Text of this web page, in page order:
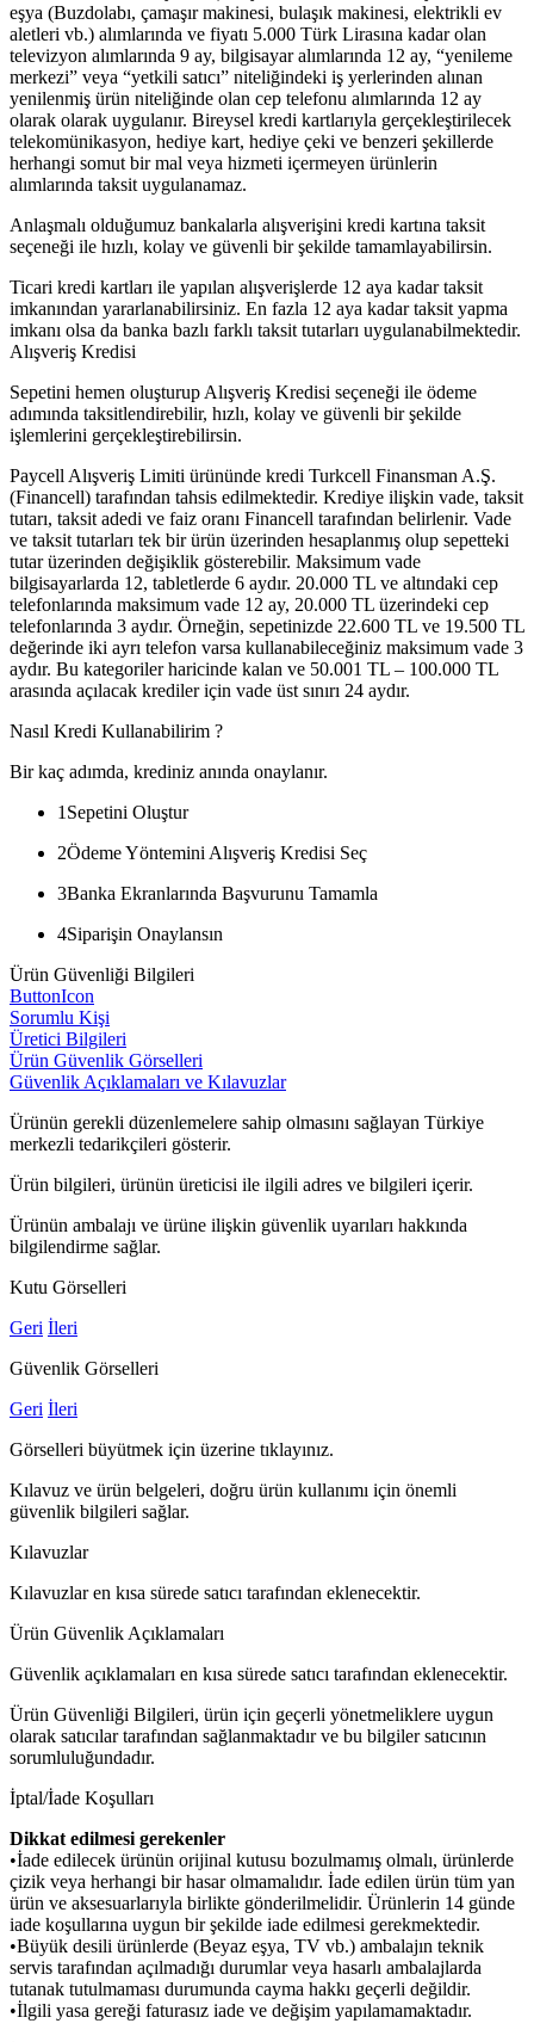
eşya (Buzdolabı, çamaşır makinesi, bulaşık makinesi, elektrikli ev
aletleri vb.) alımlarında ve fiyatı 5.000 Türk Lirasına kadar olan
televizyon alımlarında 9 ay, bilgisayar alımlarında 12 ay, “yenileme
merkezi” veya “yetkili satıcı” niteliğindeki iş yerlerinden alınan
yenilenmiş ürün niteliğinde olan cep telefonu alımlarında 12 ay
olarak olarak uygulanır. Bireysel kredi kartlarıyla gerçekleştirilecek
telekomünikasyon, hediye kart, hediye çeki ve benzeri şekillerde
herhangi somut bir mal veya hizmeti içermeyen ürünlerin
alımlarında taksit uygulanamaz.
Anlaşmalı olduğumuz bankalarla alışverişini kredi kartına taksit
seçeneği ile hızlı, kolay ve güvenli bir şekilde tamamlayabilirsin.
Ticari kredi kartları ile yapılan alışverişlerde 12 aya kadar taksit
imkanından yararlanabilirsiniz. En fazla 12 aya kadar taksit yapma
imkanı olsa da banka bazlı farklı taksit tutarları uygulanabilmektedir.
Alışveriş Kredisi
Sepetini hemen oluşturup Alışveriş Kredisi seçeneği ile ödeme
adımında taksitlendirebilir, hızlı, kolay ve güvenli bir şekilde
işlemlerini gerçekleştirebilirsin.
Paycell Alışveriş Limiti ürününde kredi Turkcell Finansman A.Ş.
(Financell) tarafından tahsis edilmektedir. Krediye ilişkin vade, taksit
tutarı, taksit adedi ve faiz oranı Financell tarafından belirlenir. Vade
ve taksit tutarları tek bir ürün üzerinden hesaplanmış olup sepetteki
tutar üzerinden değişiklik gösterebilir. Maksimum vade
bilgisayarlarda 12, tabletlerde 6 aydır. 20.000 TL ve altındaki cep
telefonlarında maksimum vade 12 ay, 20.000 TL üzerindeki cep
telefonlarında 3 aydır. Örneğin, sepetinizde 22.600 TL ve 19.500 TL
değerinde iki ayrı telefon varsa kullanabileceğiniz maksimum vade 3
aydır. Bu kategoriler haricinde kalan ve 50.001 TL – 100.000 TL
arasında açılacak krediler için vade üst sınırı 24 aydır.
Nasıl Kredi Kullanabilirim ?
Bir kaç adımda, krediniz anında onaylanır.
1 Sepetini Oluştur
2Ödeme Yöntemini Alışveriş Kredisi Seç
3Banka Ekranlarında Başvurunu Tamamla
4Siparişin Onaylansın
Ürün Güvenliği Bilgileri
ButtonIcon
Sorumlu Kişi
Üretici Bilgileri
Ürün Güvenlik Görselleri
Güvenlik Açıklamaları ve Kılavuzlar
Ürünün gerekli düzenlemelere sahip olmasını sağlayan Türkiye
merkezli tedarikçileri gösterir.
Ürün bilgileri, ürünün üreticisi ile ilgili adres ve bilgileri içerir.
Ürünün ambalajı ve ürüne ilişkin güvenlik uyarıları hakkında
bilgilendirme sağlar.
Kutu Görselleri
Geri İleri
Güvenlik Görselleri
Geri İleri
Görselleri büyütmek için üzerine tıklayınız.
Kılavuz ve ürün belgeleri, doğru ürün kullanımı için önemli
güvenlik bilgileri sağlar.
Kılavuzlar
Kılavuzlar en kısa sürede satıcı tarafından eklenecektir.
Ürün Güvenlik Açıklamaları
Güvenlik açıklamaları en kısa sürede satıcı tarafından eklenecektir.
Ürün Güvenliği Bilgileri, ürün için geçerli yönetmeliklere uygun
olarak satıcılar tarafından sağlanmaktadır ve bu bilgiler satıcının
sorumluluğundadır.
İptal/İade Koşulları
Dikkat edilmesi gerekenler
•İade edilecek ürünün orijinal kutusu bozulmamış olmalı, ürünlerde
çizik veya herhangi bir hasar olmamalıdır. İade edilen ürün tüm yan
ürün ve aksesuarlarıyla birlikte gönderilmelidir. Ürünlerin 14 günde
iade koşullarına uygun bir şekilde iade edilmesi gerekmektedir.
•Büyük desili ürünlerde (Beyaz eşya, TV vb.) ambalajın teknik
servis tarafından açılmadığı durumlar veya hasarlı ambalajlarda
tutanak tutulmaması durumunda cayma hakkı geçerli değildir.
•İlgili yasa gereği faturasız iade ve değişim yapılamamaktadır.